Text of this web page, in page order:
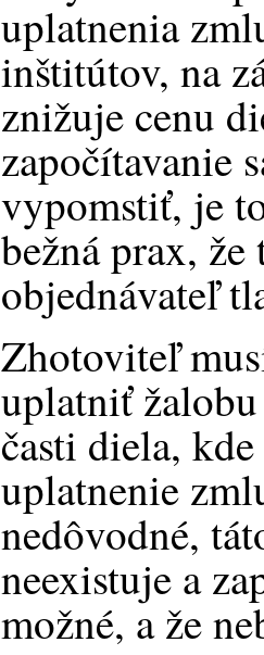
uplatnenia
inštitútov, na
znižuje cenu
započítavanie
vypomstiť, je
bežná prax,
objednávateľ
Zhotoviteľ
uplatniť
časti diela,
uplatnenie
nedôvodné,
neexistuje a
možné, a že